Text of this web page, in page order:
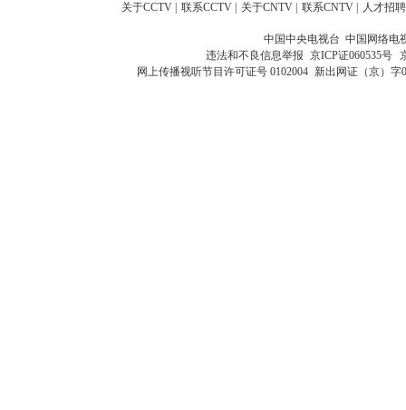
关于CCTV 联系CCTV 关于CNTV 联系CNTV 人才招聘
中国中央电视台 中国网络电
违法和不良信息举报 京ICP证060535号
网上传播视听节目许可证号 0102004 新出网证（京）